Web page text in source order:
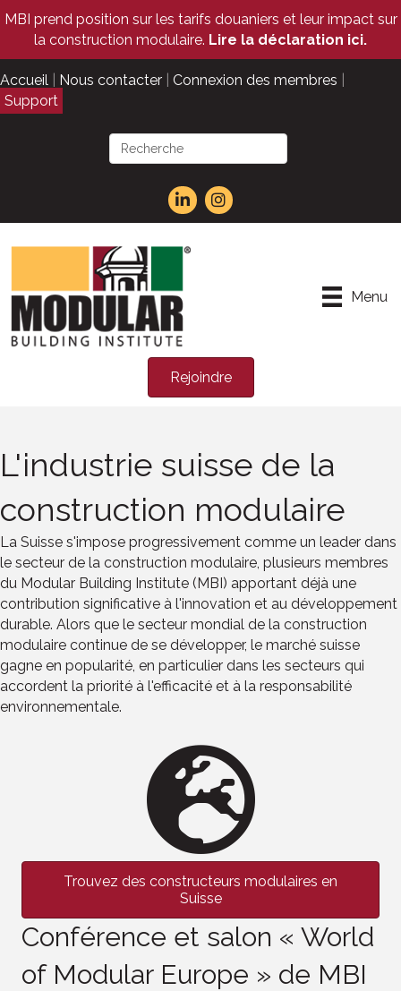
MBI prend position sur les tarifs douaniers et leur impact sur
la construction modulaire. Lire la déclaration ici.
Accueil Nous contacter Connexion des membres
Support
Menu
Rejoindre
L'industrie suisse de la
construction modulaire
La Suisse s'impose progressivement comme un leader dans
le secteur de la construction modulaire, plusieurs membres
du Modular Building Institute (MBI) apportant déjà une
contribution significative à l'innovation et au développement
durable. Alors que le secteur mondial de la construction
modulaire continue de se développer, le marché suisse
gagne en popularité, en particulier dans les secteurs qui
accordent la priorité à l'efficacité et à la responsabilité
environnementale.
Trouvez des constructeurs modulaires en
Suisse
Conférence et salon « World
of Modular Europe » de MBI